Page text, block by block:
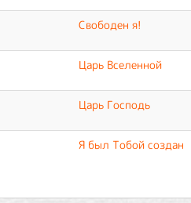
Свободен я!
Царь Вселенной
Царь Господь
Я был Тобой создан